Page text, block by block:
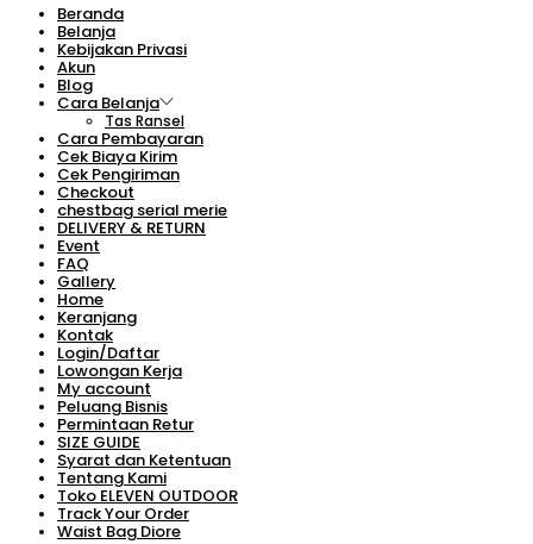
Beranda
Belanja
Kebijakan Privasi
Akun
Blog
Cara Belanja
Tas Ransel
Cara Pembayaran
Cek Biaya Kirim
Cek Pengiriman
Checkout
chestbag serial merie
DELIVERY & RETURN
Event
FAQ
Gallery
Home
Keranjang
Kontak
Login/Daftar
Lowongan Kerja
My account
Peluang Bisnis
Permintaan Retur
SIZE GUIDE
Syarat dan Ketentuan
Tentang Kami
Toko ELEVEN OUTDOOR
Track Your Order
Waist Bag Diore